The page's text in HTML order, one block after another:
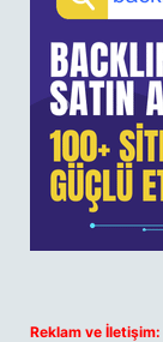
Reklam ve İletişim: